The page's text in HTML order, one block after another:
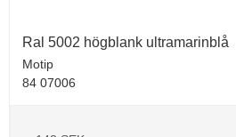
Ral 5002 högblank ultramarinblå
Motip
84 07006